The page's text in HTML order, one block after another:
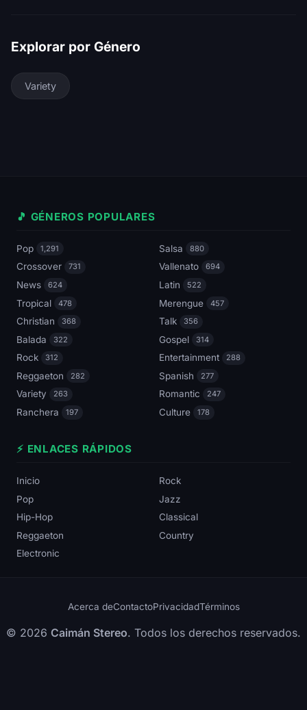
Explorar por Género
Variety
🎵 GÉNEROS POPULARES
Pop 1,291 Salsa 880
Crossover 731 Vallenato 694
News 624 Latin 522
Tropical 478 Merengue 457
Christian 368 Talk 356
Balada 322 Gospel 314
Rock 312 Entertainment 288
Reggaeton 282 Spanish 277
Variety 263 Romantic 247
Ranchera 197 Culture 178
⚡ ENLACES RÁPIDOS
Inicio
Rock
Pop
Jazz
Hip-Hop
Classical
Reggaeton
Country
Electronic
Acerca deContactoPrivacidadTérminos
© 2026 Caimán Stereo. Todos los derechos reservados.